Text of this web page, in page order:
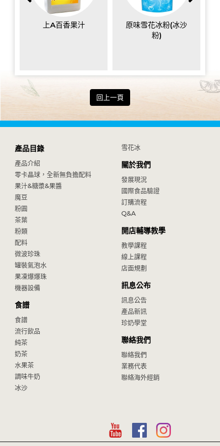
上A百香果汁
原味雪花冰粉(冰沙
粉)
回上一頁
產品目錄
產品介紹
零卡晶球，全新無負擔配料
果汁&糖漿&果醬
魔豆
粉圓
茶葉
粉類
配料
微波珍珠
罐裝氣泡水
果凍爆爆珠
機器設備
食譜
食譜
流行飲品
純茶
奶茶
水果茶
調味牛奶
冰沙
雪花冰
關於我們
發展現況
國際食品驗證
訂購流程
Q&A
開店輔導教學
教學課程
線上課程
店面規劃
訊息公布
訊息公告
產品新訊
珍奶學堂
聯絡我們
聯絡我們
業務代表
聯絡海外經銷